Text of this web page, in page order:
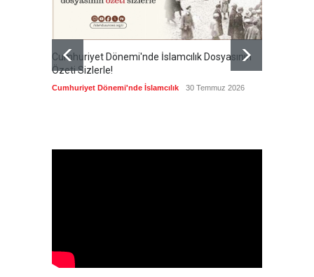
Cumhuriyet Dönemi'nde İslamcılık Dosyasının
Özeti Sizlerle!
Cumhuriyet Dönemi'nde İslamcılık 30 Temmuz 2026